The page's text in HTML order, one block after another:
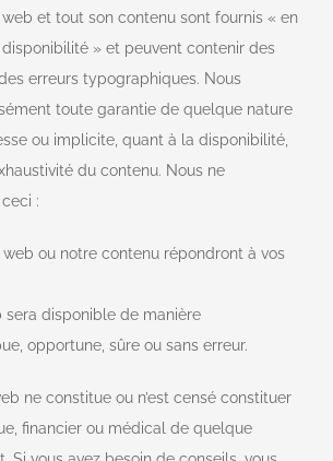
web et tout son contenu sont fournis « en
disponibilité » et peuvent contenir des
erreurs typographiques. Nous
toute garantie de quelque nature
ou implicite, quant à la disponibilité,
du contenu. Nous ne
:
ou notre contenu répondront à vos
sera disponible de manière
opportune, sûre ou sans erreur.
ne constitue ou n’est censé constituer
financier ou médical de quelque